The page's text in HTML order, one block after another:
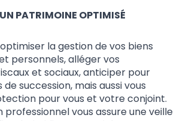
PATRIMOINE OPTIMISÉ
la gestion de vos biens
personnels, alléger vos
et sociaux, anticiper pour
succession, mais aussi vous
pour vous et votre conjoint.
professionnel vous assure une veille